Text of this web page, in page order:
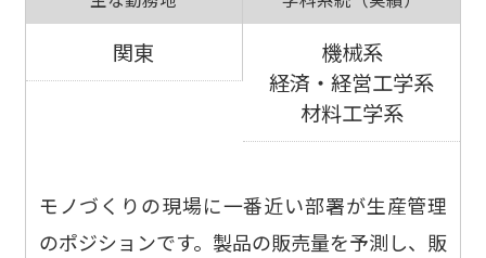
関東
機械系
経済・経営工学系
材料工学系
モノづくりの現場に一番近い部署が生産管理
のポジションです。製品の販売量を予測し、販